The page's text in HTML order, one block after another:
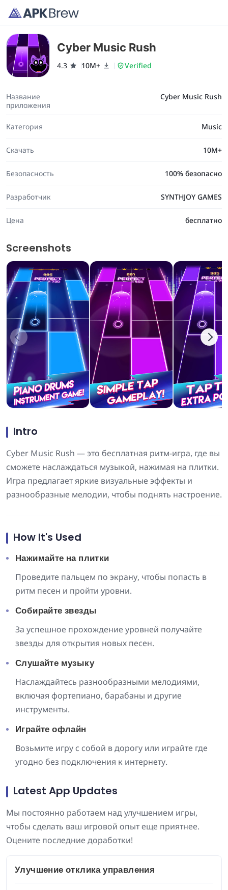
Cyber Music Rush
4.3 10M+ Verified
Название
приложения
Cyber Music Rush
Категория Music
Скачать 10M+
Безопасность 100% безопасно
Разработчик SYNTHJOY GAMES
Цена бесплатно
Screenshots
Intro
Cyber Music Rush — это бесплатная ритм-игра, где вы
сможете наслаждаться музыкой, нажимая на плитки.
Игра предлагает яркие визуальные эффекты и
разнообразные мелодии, чтобы поднять настроение.
How It's Used
Нажимайте на плитки
Проведите пальцем по экрану, чтобы попасть в
ритм песен и пройти уровни.
Собирайте звезды
За успешное прохождение уровней получайте
звезды для открытия новых песен.
Слушайте музыку
Наслаждайтесь разнообразными мелодиями,
включая фортепиано, барабаны и другие
инструменты.
Играйте офлайн
Возьмите игру с собой в дорогу или играйте где
угодно без подключения к интернету.
Latest App Updates
Мы постоянно работаем над улучшением игры,
чтобы сделать ваш игровой опыт еще приятнее.
Оцените последние доработки!
Улучшение отклика управления